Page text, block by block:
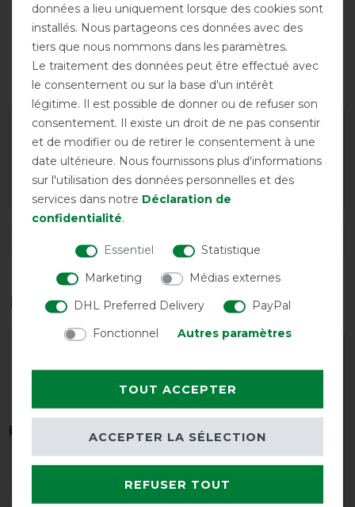
Encolure
possible
Sous-
couverture
possible
Conseils de lavage et d'entretien
Les accessoires parfaits pour vous
données a lieu uniquement lorsque des cookies sont
installés. Nous partageons ces données avec des
tiers que nous nommons dans les paramètres.
Le traitement des données peut être effectué avec
le consentement ou sur la base d'un intérêt
légitime. Il est possible de donner ou de refuser son
consentement. Il existe un droit de ne pas consentir
et de modifier ou de retirer le consentement à une
date ultérieure. Nous fournissons plus d'informations
sur l'utilisation des données personnelles et des
services dans notre Déclaration de
confidentialité.
Essentiel
Statistique
Marketing
Médias externes
DHL Preferred Delivery
PayPal
Fonctionnel
Autres paramètres
TOUT ACCEPTER
REFUSER TOUT
ACCEPTER LA SÉLECTION